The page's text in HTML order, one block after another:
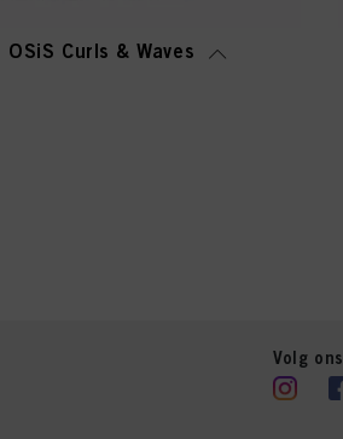
OSiS Curls & Waves
Volg ons